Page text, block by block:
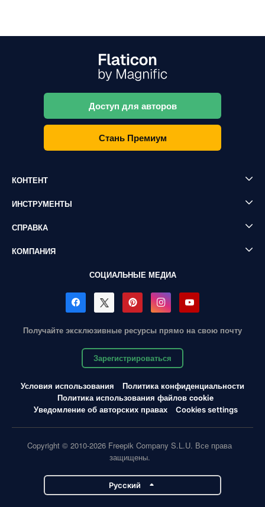
Доступ для авторов
Стань Премиум
КОНТЕНТ
ИНСТРУМЕНТЫ
СПРАВКА
КОМПАНИЯ
СОЦИАЛЬНЫЕ МЕДИА
Получайте эксклюзивные ресурсы прямо на свою почту
Зарегистрироваться
Условия использования
Политика конфиденциальности
Политика использования файлов cookie
Уведомление об авторских правах
Cookies settings
Copyright © 2010-2026 Freepik Company S.L.U. Все права
защищены.
Pусский